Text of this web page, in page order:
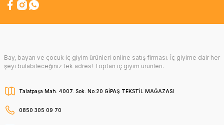
Bay, bayan ve çocuk iç giyim ürünleri online satış firması. İç giyime dair her
şeyi bulabileceğiniz tek adres! Toptan iç giyim ürünleri.
Talatpaşa Mah. 4007. Sok. No:20 GİPAŞ TEKSTİL MAĞAZASI
0850 305 09 70